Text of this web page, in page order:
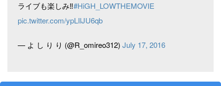
ライブも楽しみ‼#HiGH_LOWTHEMOVIE
pic.twitter.com/ypLIlJU6qb
— よ し り り (@R_omireo312) July 17, 2016